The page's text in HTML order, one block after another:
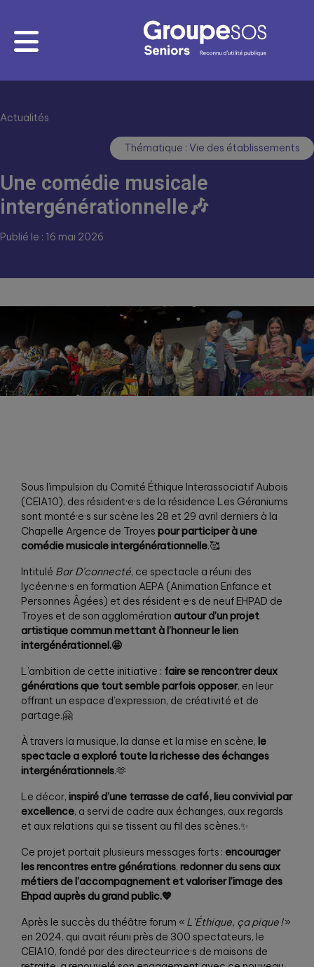
Actualités
Thématique : Vie des établissements
Une comédie musicale
intergénérationnelle🎶
Publié le : 16 mai 2026
Sous l’impulsion du Comité Éthique Interassociatif Aubois
(CEIA10), des résident·e·s de la résidence Les Géraniums
sont monté·e·s sur scène les 28 et 29 avril derniers à la
Chapelle Argence de Troyes pour participer à une
comédie musicale intergénérationnelle.🥰
Intitulé Bar D’connecté, ce spectacle a réuni des
lycéen·ne·s en formation AEPA (Animation Enfance et
Personnes Âgées) et des résident·e·s de neuf EHPAD de
Troyes et de son agglomération autour d’un projet
artistique commun mettant à l’honneur le lien
intergénérationnel.🤩
L’ambition de cette initiative : faire se rencontrer deux
générations que tout semble parfois opposer, en leur
offrant un espace d’expression, de créativité et de
partage.🤗
À travers la musique, la danse et la mise en scène, le
spectacle a exploré toute la richesse des échanges
intergénérationnels.🫶
Le décor, inspiré d’une terrasse de café, lieu convivial par
excellence, a servi de cadre aux échanges, aux regards
et aux relations qui se tissent au fil des scènes.✨
Ce projet portait plusieurs messages forts : encourager
les rencontres entre générations, redonner du sens aux
métiers de l’accompagnement et valoriser l’image des
Ehpad auprès du grand public.💙
Après le succès du théâtre forum « L’Éthique, ça pique !»
en 2024, qui avait réuni près de 300 spectateurs, le
CEIA10, fondé par des directeur·rice·s de maisons de